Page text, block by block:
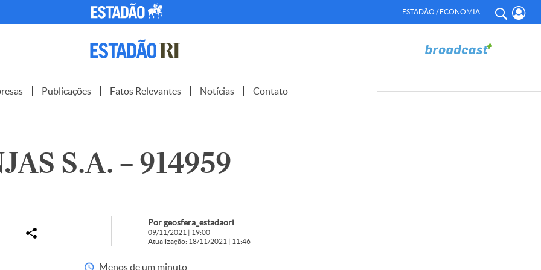
ESTADÃO / ECONOMIA
Publicações Fatos Relevantes Notícias Contato
S.A. – 914959
Por geosfera_estadaori
09/11/2021 | 19:00
Atualização: 18/11/2021 | 11:46
Menos de um minuto